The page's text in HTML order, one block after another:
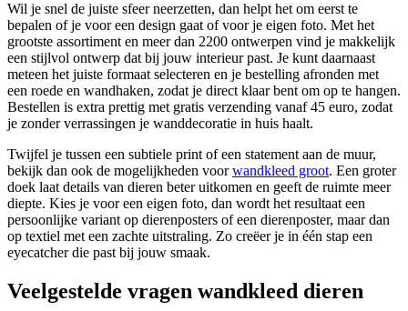
Wil je snel de juiste sfeer neerzetten, dan helpt het om eerst te
bepalen of je voor een design gaat of voor je eigen foto. Met het
grootste assortiment en meer dan 2200 ontwerpen vind je makkelijk
een stijlvol ontwerp dat bij jouw interieur past. Je kunt daarnaast
meteen het juiste formaat selecteren en je bestelling afronden met
een roede en wandhaken, zodat je direct klaar bent om op te hangen.
Bestellen is extra prettig met gratis verzending vanaf 45 euro, zodat
je zonder verrassingen je wanddecoratie in huis haalt.
Twijfel je tussen een subtiele print of een statement aan de muur,
bekijk dan ook de mogelijkheden voorwandkleed groot. Een groter
doek laat details van dieren beter uitkomen en geeft de ruimte meer
diepte. Kies je voor een eigen foto, dan wordt het resultaat een
persoonlijke variant op dierenposters of een dierenposter, maar dan
op textiel met een zachte uitstraling. Zo creëer je in één stap een
eyecatcher die past bij jouw smaak.
Veelgestelde vragen wandkleed dieren